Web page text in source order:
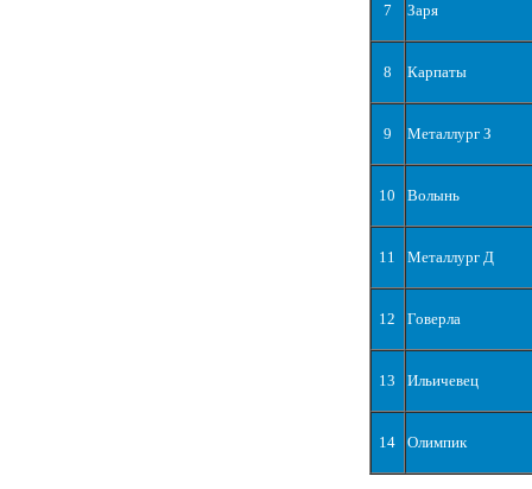
7 Заря
8 Карпаты
9 Металлург З
10 Волынь
11 Металлург Д
12 Говерла
13 Ильичевец
14 Олимпик